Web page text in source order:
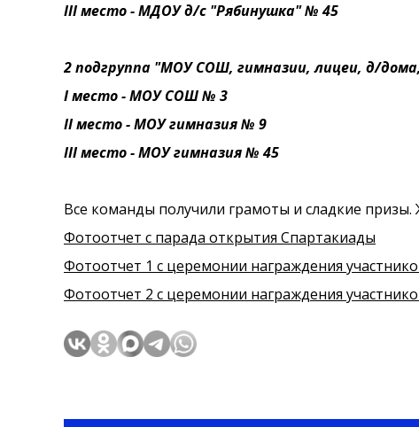
III место - МДОУ д/с "Рябинушка" № 45
2 подгруппа "МОУ СОШ, гимназии, лицеи, д/
I место - МОУ СОШ № 3
II место - МОУ гимназия № 9
III место - МОУ гимназия № 45
Все команды получили грамоты и сладкие
Фотоотчет с парада открытия Спартакиады
Фотоотчет 1 с церемонии награждения
Фотоотчет 2 с церемонии награждения